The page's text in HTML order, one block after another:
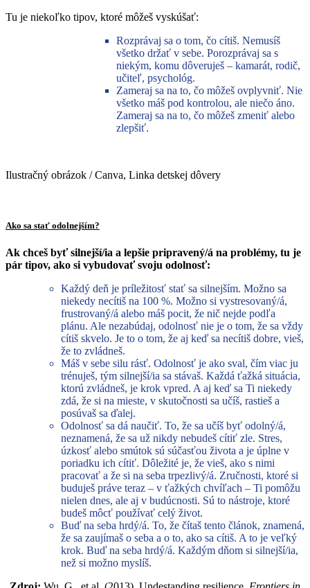
Tu je niekoľko tipov, ktoré môžeš vyskúšať:
Rozprávaj sa o tom, čo cítiš. Nemusíš
všetko držať v sebe. Porozprávaj sa s
niekým, komu dôveruješ – kamarát, rodič,
učiteľ, psychológ.
Zameraj sa na to, čo môžeš ovplyvniť. Nie
všetko máš pod kontrolou, ale niečo áno.
Zameraj sa na to, čo môžeš zmeniť alebo
zlepšiť.
Ilustračný obrázok / Canva, Linka detskej dôvery
Ako sa stať odolnejším?
Ak chceš byť silnejší/ia a lepšie pripravený/á na problémy, tu je
pár tipov, ako si vybudovať svoju odolnosť:
Každý deň je príležitosť stať sa silnejším. Možno sa
niekedy necítiš na 100 %. Možno si vystresovaný/á,
frustrovaný/á alebo máš pocit, že nič nejde podľa
plánu. Ale nezabúdaj, odolnosť nie je o tom, že sa vždy
cítiš skvelo. Je to o tom, že aj keď sa necítiš dobre, vieš,
že to zvládneš.
Máš v sebe silu rásť. Odolnosť je ako sval, čím viac ju
trénuješ, tým silnejší/ia sa stávaš. Každá ťažká situácia,
ktorú zvládneš, je krok vpred. A aj keď sa Ti niekedy
zdá, že si na mieste, v skutočnosti sa učíš, rastieš a
posúvaš sa ďalej.
Odolnosť sa dá naučiť. To, že sa učíš byť odolný/á,
neznamená, že sa už nikdy nebudeš cítiť zle. Stres,
úzkosť alebo smútok sú súčasťou života a je úplne v
poriadku ich cítiť. Dôležité je, že vieš, ako s nimi
pracovať a že si na seba trpezlivý/á. Zručnosti, ktoré si
buduješ práve teraz – v ťažkých chvíľach – Ti pomôžu
nielen dnes, ale aj v budúcnosti. Sú to nástroje, ktoré
budeš môcť používať celý život.
Buď na seba hrdý/á. To, že čítaš tento článok, znamená,
že sa zaujímaš o seba a o to, ako sa cítiš. A to je veľký
krok. Buď na seba hrdý/á. Každým dňom si silnejší/ia,
než si možno myslíš.